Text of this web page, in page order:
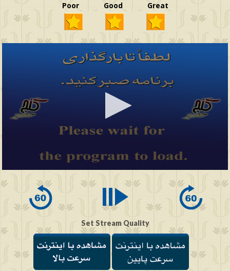
Poor Good Great
seconds
seconds
Set Stream Quality